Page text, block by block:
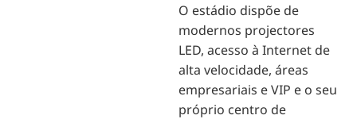
O estádio dispõe de
modernos projectores
LED, acesso à Internet de
alta velocidade, áreas
empresariais e VIP e o seu
próprio centro de